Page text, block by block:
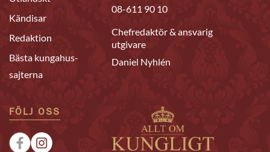
Kändisar
Redaktion
Bästa kungahus-
sajterna
08-611 90 10
Chefredaktör & ansvarig
utgivare
Daniel Nyhlén
FÖLJ OSS